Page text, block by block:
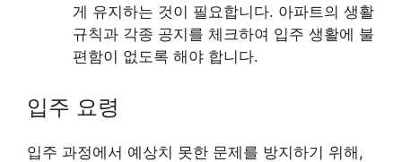
게 유지하는 것이 필요합니다. 아파트의 생활
규칙과 각종 공지를 체크하여 입주 생활에 불
편함이 없도록 해야 합니다.
입주 요령
입주 과정에서 예상치 못한 문제를 방지하기 위해,